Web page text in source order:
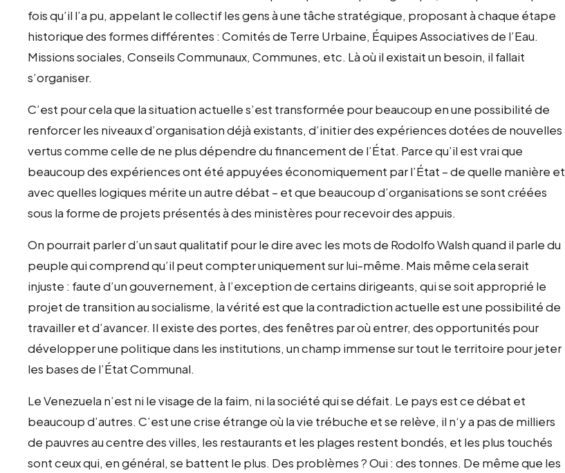
fois qu’il l’a pu, appelant le collectif les gens à une tâche stratégique, proposant à chaque étape
historique des formes différentes : Comités de Terre Urbaine, Équipes Associatives de l’Eau.
Missions sociales, Conseils Communaux, Communes, etc. Là où il existait un besoin, il fallait
s’organiser.
C’est pour cela que la situation actuelle s’est transformée pour beaucoup en une possibilité de
renforcer les niveaux d’organisation déjà existants, d’initier des expériences dotées de nouvelles
vertus comme celle de ne plus dépendre du financement de l’État. Parce qu’il est vrai que
beaucoup des expériences ont été appuyées économiquement par l’État – de quelle manière et
avec quelles logiques mérite un autre débat – et que beaucoup d’organisations se sont créées
sous la forme de projets présentés à des ministères pour recevoir des appuis.
On pourrait parler d’un saut qualitatif pour le dire avec les mots de Rodolfo Walsh quand il parle du
peuple qui comprend qu’il peut compter uniquement sur lui-même. Mais même cela serait
injuste : faute d’un gouvernement, à l’exception de certains dirigeants, qui se soit approprié le
projet de transition au socialisme, la vérité est que la contradiction actuelle est une possibilité de
travailler et d’avancer. Il existe des portes, des fenêtres par où entrer, des opportunités pour
développer une politique dans les institutions, un champ immense sur tout le territoire pour jeter
les bases de l’État Communal.
Le Venezuela n’est ni le visage de la faim, ni la société qui se défait. Le pays est ce débat et
beaucoup d’autres. C’est une crise étrange où la vie trébuche et se relève, il n‘y a pas de milliers
de pauvres au centre des villes, les restaurants et les plages restent bondés, et les plus touchés
sont ceux qui, en général, se battent le plus. Des problèmes ? Oui : des tonnes. De même que les